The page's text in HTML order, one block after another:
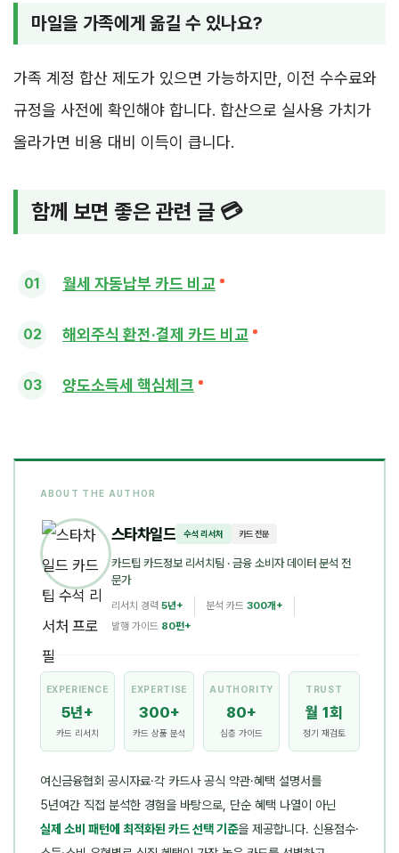
마일을 가족에게 옮길 수 있나요?
가족 계정 합산 제도가 있으면 가능하지만, 이전 수수료와
규정을 사전에 확인해야 합니다. 합산으로 실사용 가치가
올라가면 비용 대비 이득이 큽니다.
함께 보면 좋은 관련 글 💳
월세 자동납부 카드 비교
해외주식 환전·결제 카드 비교
양도소득세 핵심체크
ABOUT THE AUTHOR
스타차일드 수석 리서처 카드 전문
카드팁 카드정보 리서치팀 · 금융 소비자 데이터 분석 전
문가
리서치 경력 5년+ 분석 카드 300개+
발행 가이드 80편+
EXPERIENCE
5년+
카드 리서치
EXPERTISE
300+
카드 상품 분석
AUTHORITY
80+
심층 가이드
TRUST
월 1회
정기 재검토
여신금융협회 공시자료·각 카드사 공식 약관·혜택 설명서를
5년여간 직접 분석한 경험을 바탕으로, 단순 혜택 나열이 아닌
실제 소비 패턴에 최적화된 카드 선택 기준을 제공합니다. 신용점수·